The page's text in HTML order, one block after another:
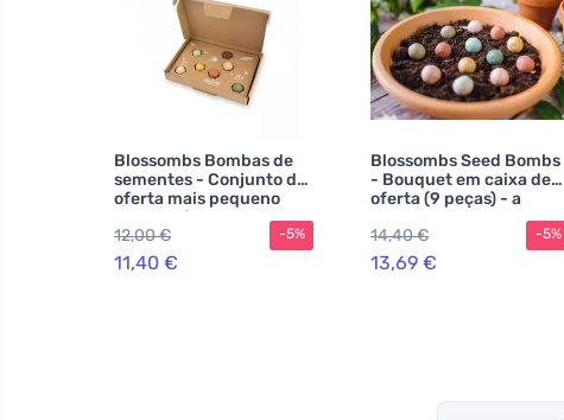
Blossombs Bombas de
sementes - Conjunto de
oferta mais pequeno
para professores - Flores
(7 peças)
12,00 €
11,40 €
-5%
Blossombs Seed Bombs
- Bouquet em caixa de
oferta (9 peças) - a
prenda original do amor
14,40 €
13,69 €
-5%